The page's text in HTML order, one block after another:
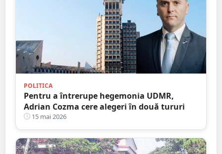
POLITICA
Pentru a întrerupe hegemonia UDMR,
Adrian Cozma cere alegeri în două tururi
15 mai 2026